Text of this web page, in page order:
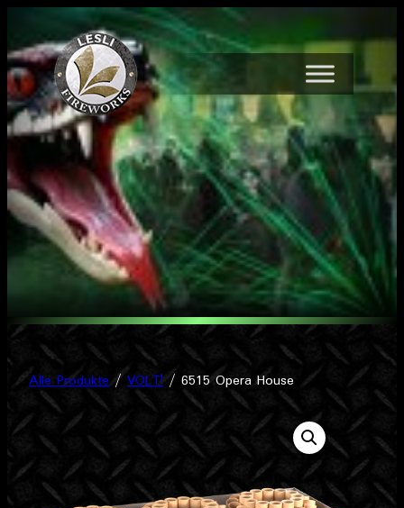
Inhalt
springen
Alle Produkte / VOLT! / 6515 Opera House